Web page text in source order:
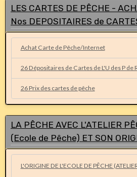
LES CARTES DE PÊCHE -
Nos DEPOSITAIRES de
Achat Carte de Pêche/Internet
26 Dépositaires de Cartes de L'U des P de
26 Prix des cartes de pêche
LA PÊCHE AVEC L'ATELIER
(Ecole de Pêche) ET SON
L'ORIGINE DE L'ECOLE DE PÊCHE